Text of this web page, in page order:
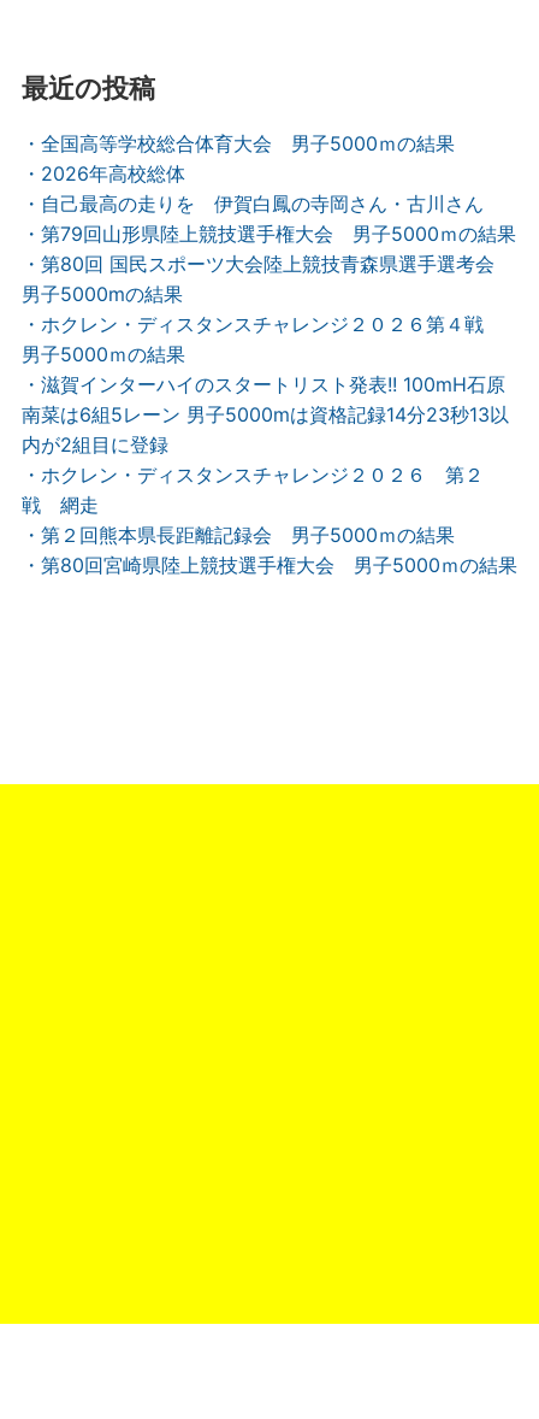
最近の投稿
・全国高等学校総合体育大会 男子5000ｍの結果
・2026年高校総体
・自己最高の走りを 伊賀白鳳の寺岡さん・古川さん
・第79回山形県陸上競技選手権大会 男子5000ｍの結果
・第80回 国民スポーツ大会陸上競技青森県選手選考会
男子5000mの結果
・ホクレン・ディスタンスチャレンジ２０２６第４戦
男子5000ｍの結果
・滋賀インターハイのスタートリスト発表!! 100mH石原
南菜は6組5レーン 男子5000mは資格記録14分23秒13以
内が2組目に登録
・ホクレン・ディスタンスチャレンジ２０２６ 第２
戦 網走
・第２回熊本県長距離記録会 男子5000ｍの結果
・第80回宮崎県陸上競技選手権大会 男子5000ｍの結果